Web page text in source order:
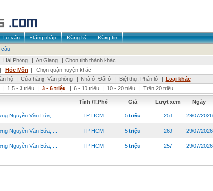
Tư vấn Đăng nhập Đăng ký
Đăng tin
cầu
| Hải Phòng | An Giang | Chọn tỉnh thành khác
| Hóc Môn |
Chọn quận huyện khác
hộ | Cửa hàng, Văn phòng | Nhà ở, Đất ở | Biệt thự, Phân lô | Loại khác
| 1,5 - 3 triệu | 3 - 6 triệu | 6 - 10 triệu | 10 - 20 triệu | Trên 20 triệu
Tỉnh /T.Phố Giá Lượt xem Ngày
Nguyễn Văn Bứa, ... TP HCM 5 triệu 258 29/07/2026
Nguyễn Văn Bứa, ... TP HCM 5 triệu 269 29/07/2026
Nguyễn Văn Bứa, ... TP HCM 5 triệu 257 29/07/2026